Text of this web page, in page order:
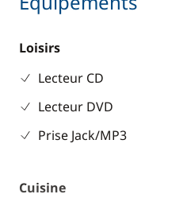
Loisirs
Lecteur CD
Lecteur DVD
Prise Jack/MP3
Cuisine